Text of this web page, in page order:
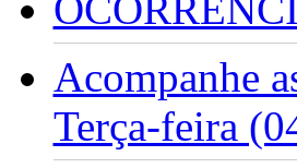
Acompanhe
Terça-feira